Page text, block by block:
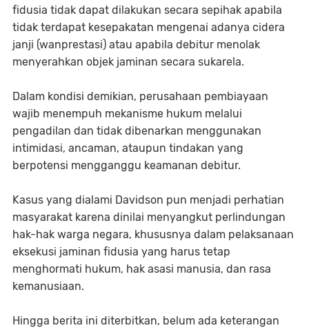
fidusia tidak dapat dilakukan secara sepihak apabila
tidak terdapat kesepakatan mengenai adanya cidera
janji (wanprestasi) atau apabila debitur menolak
menyerahkan objek jaminan secara sukarela.
Dalam kondisi demikian, perusahaan pembiayaan
wajib menempuh mekanisme hukum melalui
pengadilan dan tidak dibenarkan menggunakan
intimidasi, ancaman, ataupun tindakan yang
berpotensi mengganggu keamanan debitur.
Kasus yang dialami Davidson pun menjadi perhatian
masyarakat karena dinilai menyangkut perlindungan
hak-hak warga negara, khususnya dalam pelaksanaan
eksekusi jaminan fidusia yang harus tetap
menghormati hukum, hak asasi manusia, dan rasa
kemanusiaan.
Hingga berita ini diterbitkan, belum ada keterangan